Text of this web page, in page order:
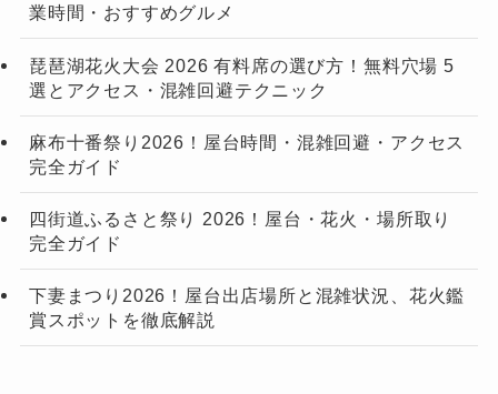
業時間・おすすめグルメ
琵琶湖花火大会 2026 有料席の選び方！無料穴場 5
選とアクセス・混雑回避テクニック
麻布十番祭り2026！屋台時間・混雑回避・アクセス
完全ガイド
四街道ふるさと祭り 2026！屋台・花火・場所取り
完全ガイド
下妻まつり2026！屋台出店場所と混雑状況、花火鑑
賞スポットを徹底解説